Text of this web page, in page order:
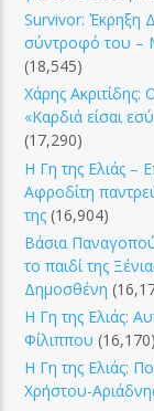
Survivor: Έκρηξη
σύντροφό του –
(18,545)
Χάρης
«Καρδιά είσαι
(17,290)
Η Γη της Ελιάς –
Αφροδίτη
της (16,904)
Βάσια
το παιδί της
Δημοσθένη
Η Γη της Ελιάς:
Φίλιππου (16,170)
Η Γη της Ελιάς:
Χρήστου-